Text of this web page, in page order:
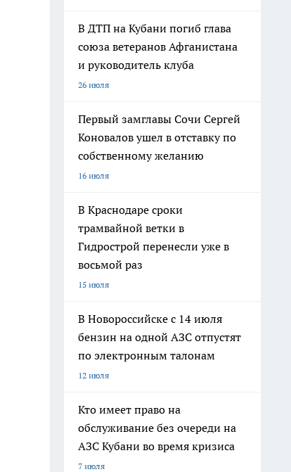
В ДТП на Кубани погиб глава
союза ветеранов Афганистана
и руководитель клуба
26 июля
Первый замглавы Сочи Сергей
Коновалов ушел в отставку по
собственному желанию
16 июля
В Краснодаре сроки
трамвайной ветки в
Гидрострой перенесли уже в
восьмой раз
15 июля
В Новороссийске с 14 июля
бензин на одной АЗС отпустят
по электронным талонам
12 июля
Кто имеет право на
обслуживание без очереди на
АЗС Кубани во время кризиса
7 июля